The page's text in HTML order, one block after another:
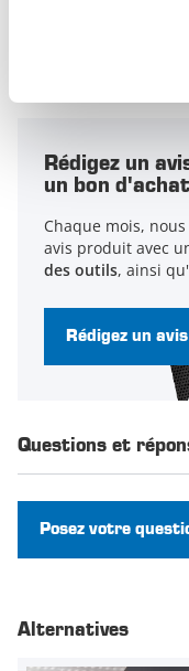
Rédigez un
un bon
Chaque mois,
avis produit avec
des outils, ainsi
Rédigez un avis
Questions et
Posez votre
Alternatives